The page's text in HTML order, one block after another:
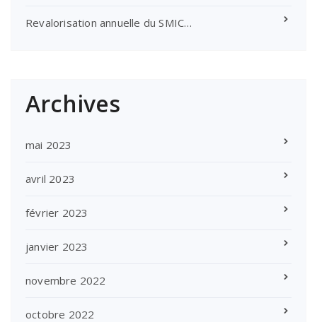
Revalorisation annuelle du SMIC…
Archives
mai 2023
avril 2023
février 2023
janvier 2023
novembre 2022
octobre 2022